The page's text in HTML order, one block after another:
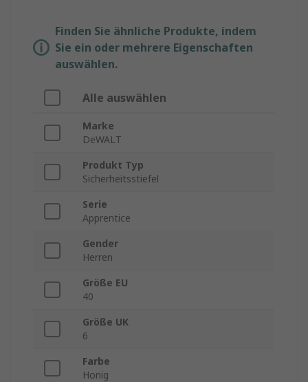
Finden Sie ähnliche Produkte, indem
Sie ein oder mehrere Eigenschaften
auswählen.
Alle auswählen
Marke
DeWALT
Produkt Typ
Sicherheitsstiefel
Serie
Apprentice
Gender
Herren
Größe EU
40
Größe UK
6
Farbe
Honig